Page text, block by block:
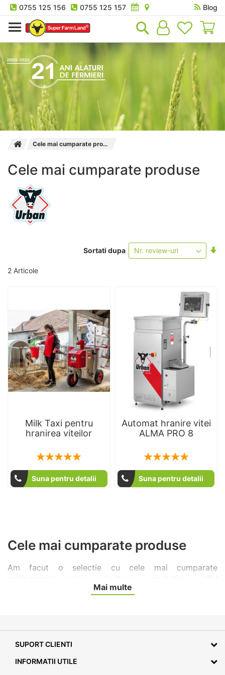
0755 125 156 0755 125 157
Blog
Cele mai cumparate produse
Cele mai cumparate produse
2 Articole
Sortati dupa
Milk Taxi pentru
hranirea viteilor
Rating:
Suna pentru detalii
Automat hranire vitei
ALMA PRO 8
Rating:
Suna pentru detalii
Cele mai cumparate produse
Am facut o selectie cu cele mai cumparate
echipamente pentru agricultura si zootehnie, astfel
incat sa iti fie mai usor sa alegi ce ai nevoie.
URBAN este lider în soluții de alimentație automată
pentru viței și animale tinere. Cu produse inovatoare
Mai multe
SUPORT CLIENTI
INFORMATII UTILE